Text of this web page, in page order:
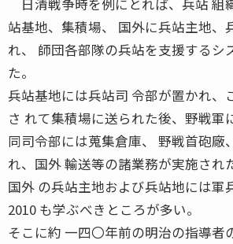
站基地、集積場、 国外に兵站主地、
れ、 師団各部隊の兵站を支援するシ
た。
兵站基地には兵站司 令部が置かれ、
さ れて集積場に送られた後、野戦軍
同司令部には蒐集倉庫、 野戦首砲廠
れ、国外 輸送等の諸業務が実施され
国外 の兵站主地および兵站地には
2010 も学ぶべきところが多い。
そこに約 一四〇年前の明治の指導者